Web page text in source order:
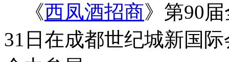
《西凤酒招商》第90
31日在成都世纪城新国